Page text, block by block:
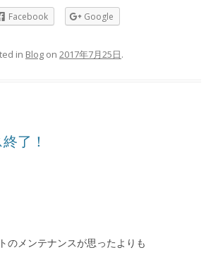
Facebook Google
in Blog on 2017年7月25日.
了！
のメンテナンスが思ったよりも